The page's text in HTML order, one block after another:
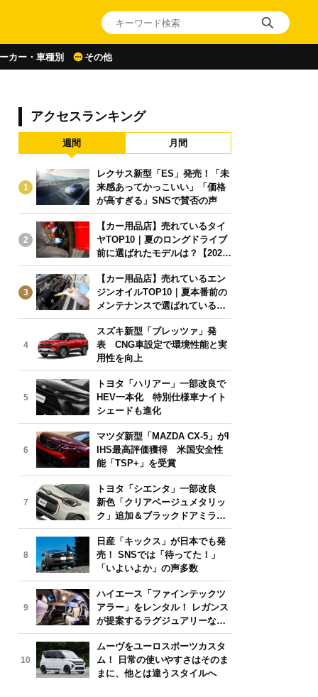
カー・車種別 その他
アクセスランキング
週間 月間
1
レクサス新型「ES」発売！「未
来感あってかっこいい」「価格
が高すぎる」SNSで賛否の声
2
【カー用品店】売れているタイ
ヤTOP10｜夏のロングドライブ
前に選ばれたモデルは？【2026
年6月版】
3
【カー用品店】売れているエン
ジンオイルTOP10｜夏本番前の
メンテナンスで選ばれている人
気モデルは？【2026年6月版】
4
スズキ新型「ブレッツァ」発
表 CNG車設定で環境性能と実
用性を向上
5
トヨタ「ハリアー」一部改良で
HEV一本化 特別仕様車ナイト
シェードも進化
6
マツダ新型「MAZDA CX-5」がI
IHS最高評価獲得 米国安全性
能「TSP+」を受賞
7
トヨタ「シエンタ」一部改良
新色「クリアベージュメタリッ
ク」追加＆ブラックドアミラー
採用
8
日産「キックス」が日本でも発
売！ SNSでは「待ってた！」
「いよいよか」の声多数
9
ハイエース「ファインテックツ
アラー」をレンタル！ レガンス
が提案するラグジュアリーな移
動体験
10
ムーヴをユーロスポーツカスタ
ム！ 日常の使いやすさはそのま
まに、他とは違うスタイルへ